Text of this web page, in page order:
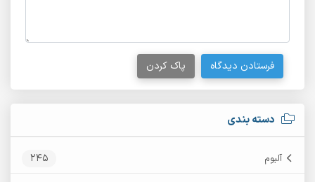
دسته بندی
آلبوم 245
فرستادن دیدگاه پاک کردن